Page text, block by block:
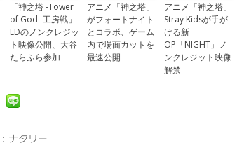
「神之塔 -Tower
of God- 工房戦」
EDのノンクレジッ
ト映像公開、大谷
たらふら参加
アニメ「神之塔」
がフォートナイト
とコラボ、ゲーム
内で場面カットを
最速公開
アニメ「神之塔」
Stray Kidsが手が
ける新
OP「NIGHT」ノ
ンクレジット映像
解禁